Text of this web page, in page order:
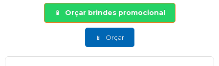
Orçar brindes promocional
Orçar